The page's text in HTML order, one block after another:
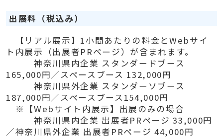
出展料（税込み）
【リアル展示】1小間あたりの料金とWebサイ
ト内展示（出展者PRページ）が含まれます。
神奈川県内企業 スタンダードブース
165,000円／スペースブース 132,000円
神奈川県外企業 スタンダーソブース
187,000円／スペースブース154,000円
※【Webサイト内展示】出展のみの場合
神奈川県内企業 出展者PRページ 33,000円
／神奈川県外企業 出展者PRページ 44,000円